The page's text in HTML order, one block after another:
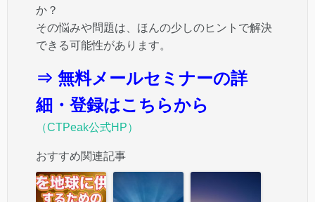
か？
その悩みや問題は、ほんの少しのヒントで解決
できる可能性があります。
⇒ 無料メールセミナーの詳
細・登録はこちらから
（CTPeak公式HP）
おすすめ関連記事